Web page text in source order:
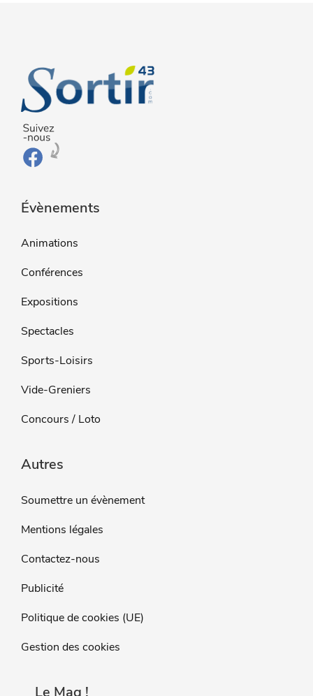
Évènements
Animations
Conférences
Expositions
Spectacles
Sports-Loisirs
Vide-Greniers
Concours / Loto
Autres
Soumettre un évènement
Mentions légales
Contactez-nous
Publicité
Politique de cookies (UE)
Gestion des cookies
Le Mag !